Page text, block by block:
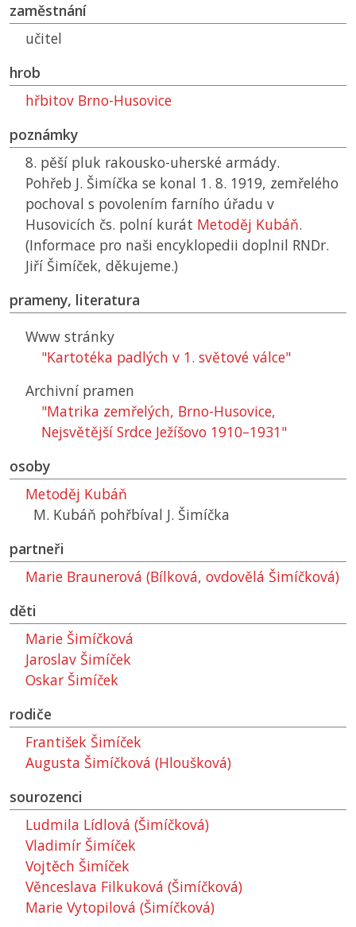
zaměstnání
učitel
hrob
hřbitov Brno-Husovice
poznámky
8. pěší pluk rakousko-uherské armády.
Pohřeb J. Šimíčka se konal 1. 8. 1919, zemřelého
pochoval s povolením farního úřadu v
Husovicích čs. polní kurát Metoděj Kubáň.
(Informace pro naši encyklopedii doplnil RNDr.
Jiří Šimíček, děkujeme.)
prameny, literatura
Www stránky
"Kartotéka padlých v 1. světové válce"
Archivní pramen
"Matrika zemřelých, Brno-Husovice,
Nejsvětější Srdce Ježíšovo 1910–1931"
osoby
Metoděj Kubáň
M. Kubáň pohřbíval J. Šimíčka
partneři
Marie Braunerová (Bílková, ovdovělá Šimíčková)
děti
Marie Šimíčková
Jaroslav Šimíček
Oskar Šimíček
rodiče
František Šimíček
Augusta Šimíčková (Hloušková)
sourozenci
Ludmila Lídlová (Šimíčková)
Vladimír Šimíček
Vojtěch Šimíček
Věnceslava Filkuková (Šimíčková)
Marie Vytopilová (Šimíčková)